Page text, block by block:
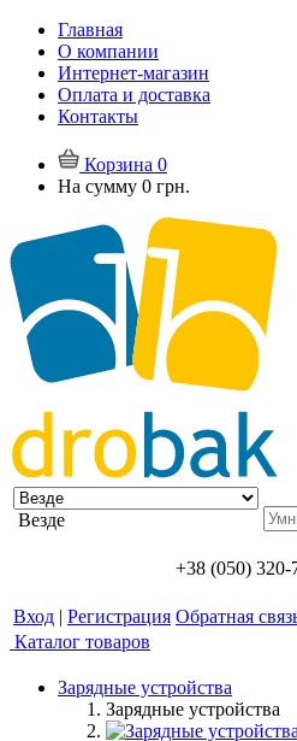
Главная
О компании
Интернет-магазин
Оплата и доставка
Контакты
Корзина 0
На сумму 0 грн.
Везде
+38 (050) 320-
Вход | Регистрация Обратная
Каталог товаров
Зарядные устройства
Зарядные устройства